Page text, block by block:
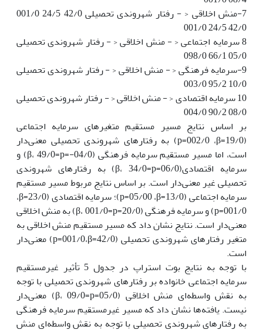
7-منش اخلاقی < - رفتار شهروندی تحصیلی 42/0 24/5 001/0
42/0 24/5 001/0
8 سرمایه اجتماعی < - منش اخلاقی < - رفتار شهروندی تحصیلی
05/0 66/1 098/0
9-سرمایه فرهنگی < - منش اخلاقی < - رفتار شهروندی تحصیلی
10/0 95/2 003/0
10 سرمایه اقتصادی < - منش اخلاقی < - رفتار شهروندی تحصیلی
08/0 90/2 004/0
بر اساس نتایج مسیر مستقیم متغیرهای سرمایه اجتماعی
‏(19/0=‏β، ‏002/0=‏p‏‏‎) به رفتارهای شهروندی تحصیلی معنی‌دار
است‏،‏ اما مسیر مستقیم سرمایه فرهنگی ‏(04/0-=‏β، 49/0=p‏) و
سرمایه اقتصادی‏(06/0=‏β، 34/0=p) به رفتارهای شهروندی
تحصیلی غیر معنی‌دار است. بر اساس نتایج مربوط مسیر مستقیم
سرمایه اجتماعی ‏(13/0=‏β، ‏05/00=‏p‏‏)؛ سرمایه اقتصادی ‏(23/0=‏β،
‏001/0=p) و سرمایه فرهنگی ‏(20/0=‏β، 001/0=p‏‏‎) به منش اخلاقی
معنی‌دار است‏. نتایج نشان داد که مسیر مستقیم منش اخلاقی به
متغیر رفتارهای شهروندی تحصیلی ‏(42/0=‏β،‏001/0=‏p‏‏‎) معنی‌دار
است.
با توجه به نتایج بوت استراپ در جدول 5 تأثیر غیرمستقیم
سرمایه اجتماعی‏ خانواده بر رفتارهای شهروندی تحصیلی با توجه
به نقش واسطه‌ای منش اخلاقی ‏(05/0=‏β، 09/0=p‏‏‎) معنی‌دار
نیست. یافته‌ها نشان داد که مسیر غیرمستقیم سرمایه فرهنگی
به رفتارهای شهروندی تحصیلی با توجه به نقش واسطه‌ای منش